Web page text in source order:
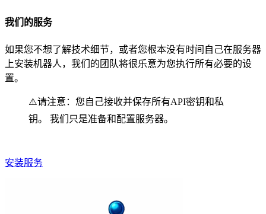
我们的服务
如果您不想了解技术细节，或者您根本没有时间自己在服务器
上安装机器人，我们的团队将很乐意为您执行所有必要的设
置。
⚠️请注意：您自己接收并保存所有API密钥和私
钥。 我们只是准备和配置服务器。
安装服务